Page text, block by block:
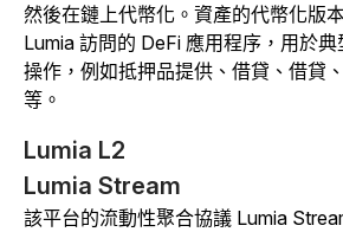
然後在鏈上代幣化。資產的代幣化版
Lumia 訪問的 DeFi 應用程序，用於
操作，例如抵押品提供、借貸、借貸
等。
Lumia L2
Lumia Stream
該平台的流動性聚合協議 Lumia